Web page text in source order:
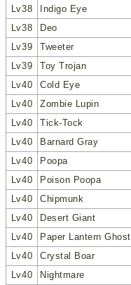
Lv38
Indigo Eye
Lv38
Deo
Lv39
Tweeter
Lv39
Toy Trojan
Lv40
Cold Eye
Lv40
Zombie Lupin
Lv40
Tick-Tock
Lv40
Barnard Gray
Lv40
Poopa
Lv40
Poison Poopa
Lv40
Chipmunk
Lv40
Desert Giant
Lv40
Paper Lantern Ghost
Lv40
Crystal Boar
Lv40
Nightmare